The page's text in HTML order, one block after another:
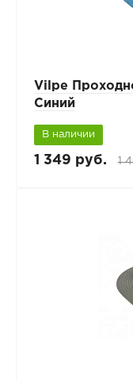
Vilpe
Синий
В наличии
1 349 руб. 1